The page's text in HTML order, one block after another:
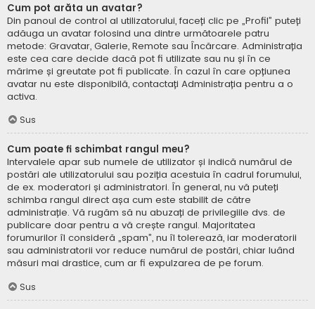
Cum pot arăta un avatar?
Din panoul de control al utilizatorului, faceți clic pe „Profil” puteți
adăuga un avatar folosind una dintre următoarele patru
metode: Gravatar, Galerie, Remote sau Încărcare. Administrația
este cea care decide dacă pot fi utilizate sau nu și în ce
mărime și greutate pot fi publicate. În cazul în care opțiunea
avatar nu este disponibilă, contactați Administrația pentru a o
activa.
Sus
Cum poate fi schimbat rangul meu?
Intervalele apar sub numele de utilizator și indică numărul de
postări ale utilizatorului sau poziția acestuia în cadrul forumului,
de ex. moderatori și administratori. În general, nu vă puteți
schimba rangul direct așa cum este stabilit de către
administrație. Vă rugăm să nu abuzați de privilegiile dvs. de
publicare doar pentru a vă crește rangul. Majoritatea
forumurilor îl consideră „spam”, nu îl tolerează, iar moderatorii
sau administratorii vor reduce numărul de postări, chiar luând
măsuri mai drastice, cum ar fi expulzarea de pe forum.
Sus